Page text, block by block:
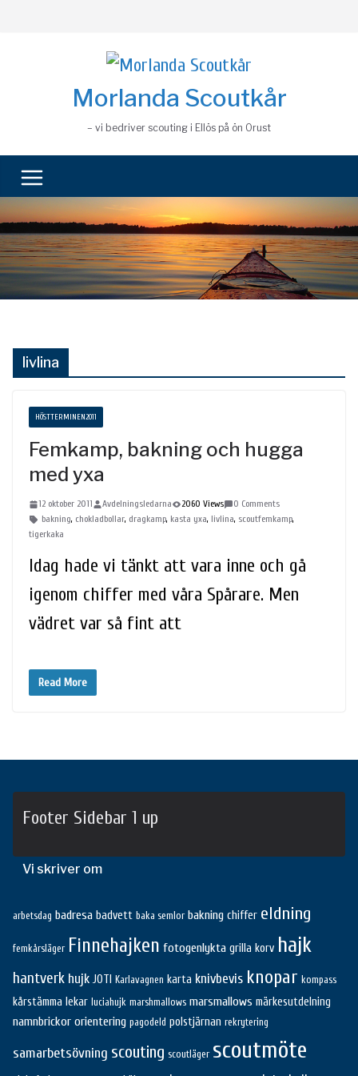
Morlanda Scoutkår
– vi bedriver scouting i Ellös på ön Orust
livlina
HÖSTTERMINEN2011
Femkamp, bakning och hugga
med yxa
12 oktober 2011 Avdelningsledarna 2060 Views
0 Comments
bakning, chokladbollar, dragkamp, kasta yxa, livlina, scoutfemkamp,
tigerkaka
Idag hade vi tänkt att vara inne och gå
igenom chiffer med våra Spårare. Men
vädret var så fint att
Read More
Footer Sidebar 1 up
Vi skriver om
arbetsdag badresa badvett baka semlor bakning chiffer eldning
femkårsläger Finnehajken fotogenlykta grilla korv hajk
hantverk hujk JOTI Karlavagnen karta knivbevis knopar kompass
kårstämma lekar luciahujk marshmallows marsmallows märkesutdelning
namnbrickor orientering pagodeld polstjärnan rekrytering
samarbetsövning scouting scoutläger scoutmöte